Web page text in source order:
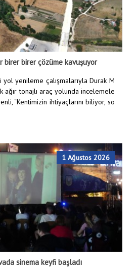
birer birer çözüme kavuşuyor
yol yenileme çalışmalarıyla Durak M
ağır tonajlı araç yolunda incelemele
“Kentimizin ihtiyaçlarını biliyor, so
1 Ağustos 2026
sinema keyfi başladı